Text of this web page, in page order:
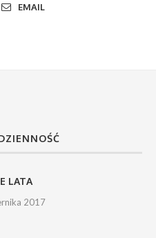
EMAIL
LATA
2017